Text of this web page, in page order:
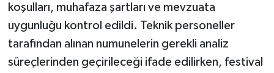
koşulları, muhafaza şartları ve mevzuata
uygunluğu kontrol edildi. Teknik personeller
tarafından alınan numunelerin gerekli analiz
süreçlerinden geçirileceği ifade edilirken, festival